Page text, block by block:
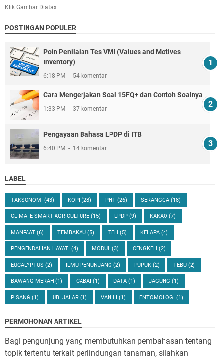
Klik Gambar Diatas
POSTINGAN POPULER
Poin Penilaian Tes VMI (Values and Motives
Inventory)
6:18 PM 54 komentar
Cara Mengerjakan Soal 15FQ+ dan Contoh Soalnya
1:33 PM 37 komentar
Pengayaan Bahasa LPDP di ITB
6:40 PM 14 komentar
LABEL
TAKSONOMI (43) KOPI (28) PHT (26) SERANGGA (18)
CLIMATE-SMART AGRICULTURE (15) LPDP (9) KAKAO (7)
MANFAAT (6) TEMBAKAU (5) TEH (5) KELAPA (4)
PENGENDALIAN HAYATI (4) MODUL (3) CENGKEH (2)
EUCALYPTUS (2) ILMU PENUNJANG (2) PUPUK (2) TEBU (2)
BAWANG MERAH (1) CABAI (1) DATA (1) JAGUNG (1)
PISANG (1) UBI JALAR (1) VANILI (1) ENTOMOLOGI (1)
PERMOHONAN ARTIKEL
Bagi pengunjung yang membutuhkan pembahasan tentang
topik tertentu terkait perlindungan tanaman, silahkan